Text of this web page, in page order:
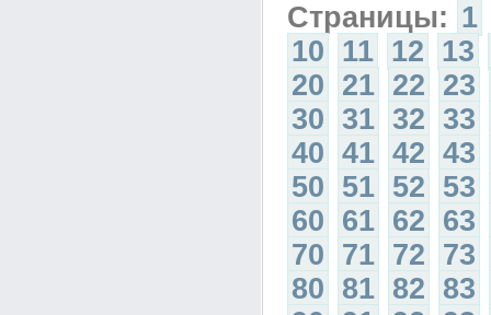
Страницы: 1
10 11 12 13
20 21 22 23
30 31 32 33
40 41 42 43
50 51 52 53
60 61 62 63
70 71 72 73
80 81 82 83